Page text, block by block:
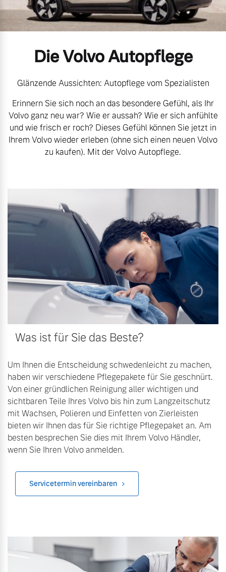
Mild-Hybrid
Geschäftskunden
Editionsmodelle
Angebot anfragen
Fahrzeug konfigurieren
Sofort verfügbare Fahrzeuge
Volvo Selekt
Die Neuwagenalternative
Mehr erfahren
Editionsmodelle
Jetzt kennenlernen
Mehr erfahren
Volvo Gebrauchtwagenbörse
Aktuelle Zubehörangebote
Zubehörkatalog
Aktuelle Serviceangebote
Sie erhalten bei uns eine
Vielzahl von Original
Volvo Winter- und
Sommer Kompletträder.
Bitte sprechen Sie uns
direkt an.
Mehr erfahren
Frühjahrscheck
saisonalen Angebote.
Mehr erfahren
Finanzierung & Leasing
Kontakt und Anfahrt
Die Volvo Autopflege
Glänzende Aussichten: Autopflege vom Spezialisten
Erinnern Sie sich noch an das besondere Gefühl, als Ihr
Volvo ganz neu war? Wie er aussah? Wie er sich anfühlte
und wie frisch er roch? Dieses Gefühl können Sie jetzt in
Ihrem Volvo wieder erleben (ohne sich einen neuen Volvo
zu kaufen). Mit der Volvo Autopflege.
Was ist für Sie das Beste?
Um Ihnen die Entscheidung schwedenleicht zu machen,
haben wir verschiedene Pflegepakete für Sie geschnürt.
Von einer gründlichen Reinigung aller wichtigen und
sichtbaren Teile Ihres Volvo bis hin zum Langzeitschutz
mit Wachsen, Polieren und Einfetten von Zierleisten
bieten wir Ihnen das für Sie richtige Pflegepaket an. Am
besten besprechen Sie dies mit Ihrem Volvo Händler,
wenn Sie Ihren Volvo anmelden.
Servicetermin vereinbaren